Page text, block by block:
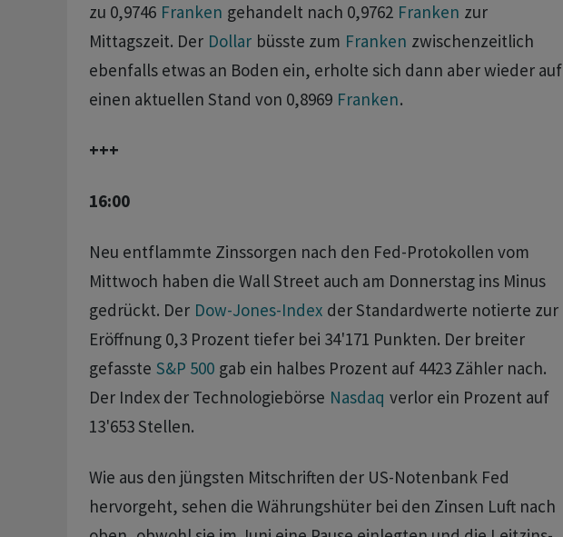
zu 0,9746 Franken gehandelt nach 0,9762 Franken zur
Mittagszeit. Der Dollar büsste zum Franken zwischenzeitlich
ebenfalls etwas an Boden ein, erholte sich dann aber wieder auf
einen aktuellen Stand von 0,8969 Franken.
+++
16:00
Neu entflammte Zinssorgen nach den Fed-Protokollen vom
Mittwoch haben die Wall Street auch am Donnerstag ins Minus
gedrückt. Der Dow-Jones-Index der Standardwerte notierte zur
Eröffnung 0,3 Prozent tiefer bei 34'171 Punkten. Der breiter
gefasste S&P 500 gab ein halbes Prozent auf 4423 Zähler nach.
Der Index der Technologiebörse Nasdaq verlor ein Prozent auf
13'653 Stellen.
Wie aus den jüngsten Mitschriften der US-Notenbank Fed
hervorgeht, sehen die Währungshüter bei den Zinsen Luft nach